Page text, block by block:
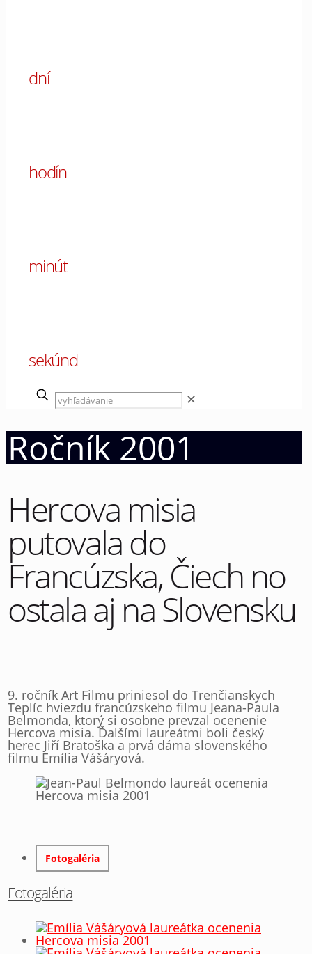
dní
hodín
minút
sekúnd
✕
Ročník 2001
Hercova misia
putovala do
Francúzska, Čiech no
ostala aj na Slovensku
9. ročník Art Filmu priniesol do Trenčianskych
Teplíc hviezdu francúzskeho filmu Jeana-Paula
Belmonda, ktorý si osobne prevzal ocenenie
Hercova misia. Ďalšími laureátmi boli český
herec Jiří Bratoška a prvá dáma slovenského
filmu Emília Vášáryová.
Fotogaléria
Fotogaléria